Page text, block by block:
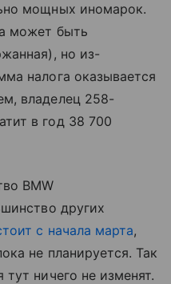
мощных иномарок.
может быть
но из-
налога оказывается
владелец 258-
в год 38 700
BMW
других
с начала марта,
не планируется. Так
тут ничего не изменят.